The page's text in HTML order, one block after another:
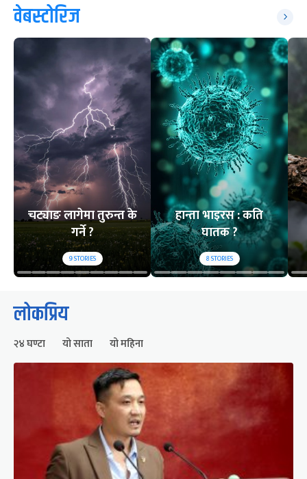
वेबस्टोरिज
चट्याङ लागेमा तुरुन्त के
गर्ने ?
9STORIES
हान्ता भाइरस : कति
घातक ?
8STORIES
लोकप्रिय
२४ घण्टा यो साता यो महिना